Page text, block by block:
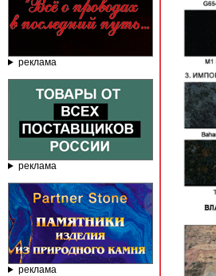
реклама
реклама
реклама